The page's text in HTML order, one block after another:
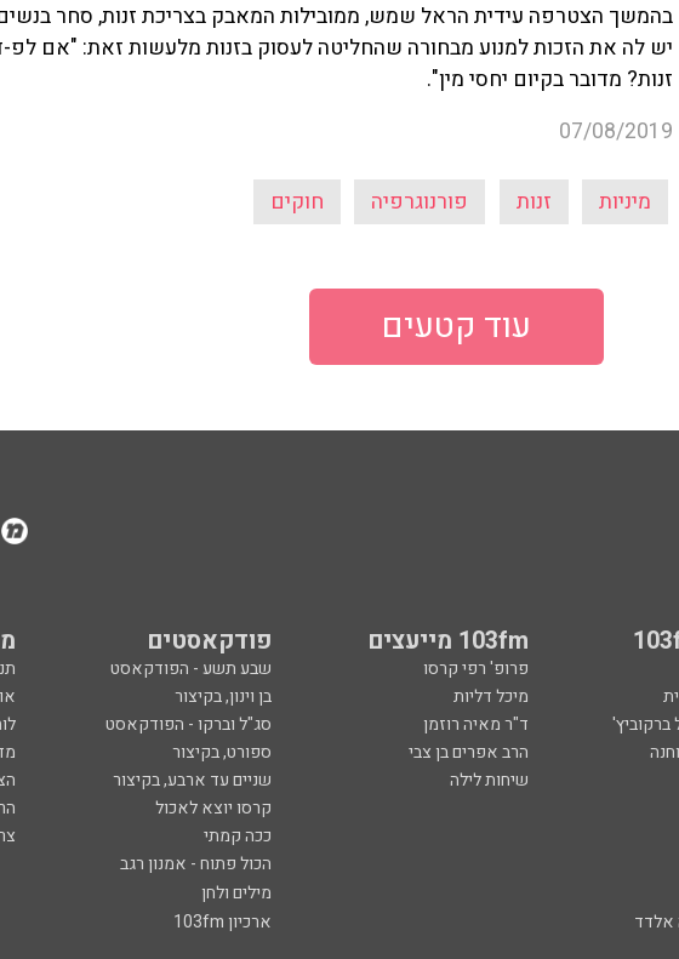
בהמשך הצטרפה עידית הראל שמש, ממובילות המאבק בצריכת זנות, סחר בנשים
יש לה את הזכות למנוע מבחורה שהחליטה לעסוק בזנות מלעשות זאת: "אם לפ-
זנות? מדובר בקיום יחסי מין".
07/08/2019
מיניות זנות פורנוגרפיה חוקים
עוד קטעים
103fm מייעצים פודקאסטים
פרופ' רפי קרסו שבע תשע - הפודקאסט
מיכל דליות בן וינון, בקיצור
ד"ר מאיה רוזמן סג"ל וברקו - הפודקאסט
הרב אפרים בן צבי ספורט, בקיצור
שיחות לילה שניים עד ארבע, בקיצור
קרסו יוצא לאכול
ככה קמתי
הכול פתוח - אמנון רגב
מילים ולחן
אלדד
ארכיון 103fm